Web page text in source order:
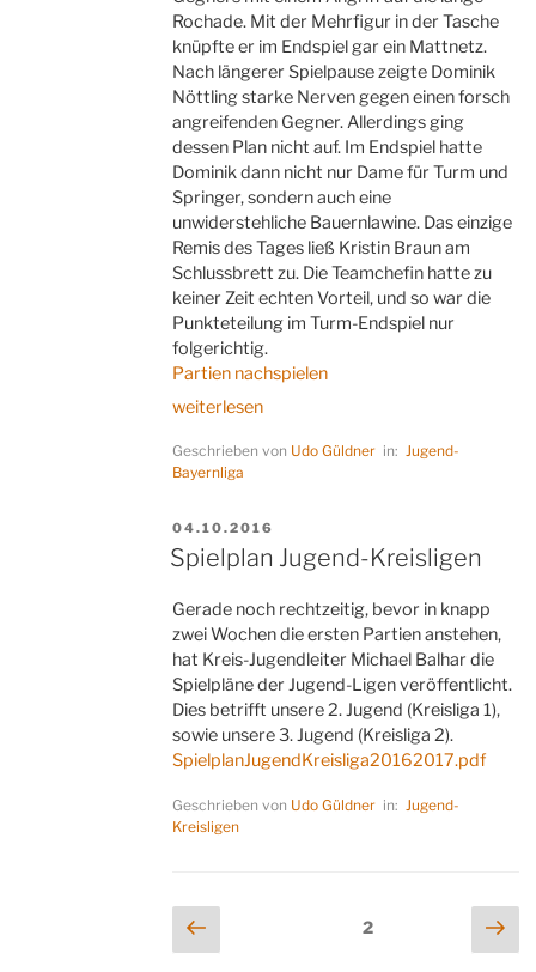
Rochade. Mit der Mehrfigur in der Tasche
knüpfte er im Endspiel gar ein Mattnetz.
Nach längerer Spielpause zeigte Dominik
Nöttling starke Nerven gegen einen forsch
angreifenden Gegner. Allerdings ging
dessen Plan nicht auf. Im Endspiel hatte
Dominik dann nicht nur Dame für Turm und
Springer, sondern auch eine
unwiderstehliche Bauernlawine. Das einzige
Remis des Tages ließ Kristin Braun am
Schlussbrett zu. Die Teamchefin hatte zu
keiner Zeit echten Vorteil, und so war die
Punkteteilung im Turm-Endspiel nur
folgerichtig.
Partien nachspielen
„U20
weiterlesen
Geschrieben von Udo Güldner in:Jugend-
Bayernliga
VERÖFFENTLICHT
AM
04.10.2016
Spielplan Jugend-Kreisligen
Gerade noch rechtzeitig, bevor in knapp
zwei Wochen die ersten Partien anstehen,
hat Kreis-Jugendleiter Michael Balhar die
Spielpläne der Jugend-Ligen veröffentlicht.
Dies betrifft unsere 2. Jugend (Kreisliga 1),
sowie unsere 3. Jugend (Kreisliga 2).
SpielplanJugendKreisliga20162017.pdf
Geschrieben von Udo Güldner in: Jugend-
Kreisligen
Seitennummerierung
der
Vorherige
Seite
Seite2